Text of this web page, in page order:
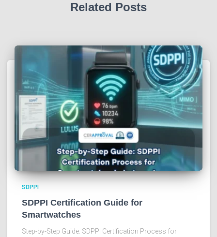
Related Posts
SDPPI
SDPPI Certification Guide for
Smartwatches
Step-by-Step Guide: SDPPI Certification Process for